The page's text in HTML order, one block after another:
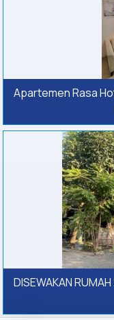
Apartemen Rasa
DISEWAKAN